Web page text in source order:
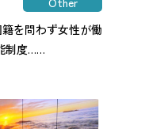
を問わず女性が働
制度……